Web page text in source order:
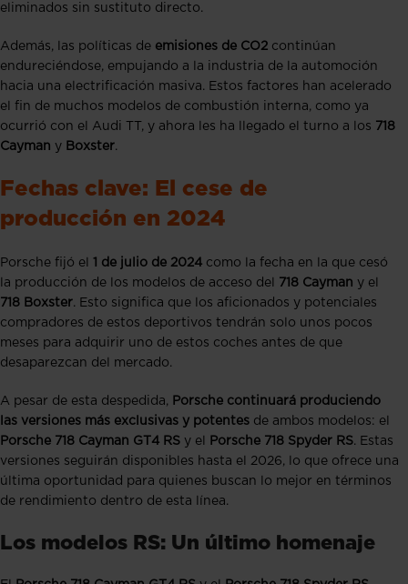
eliminados sin sustituto directo.
Además, las políticas de emisiones de CO2 continúan
endureciéndose, empujando a la industria de la automoción
hacia una electrificación masiva. Estos factores han acelerado
el fin de muchos modelos de combustión interna, como ya
ocurrió con el Audi TT, y ahora les ha llegado el turno a los 718
Cayman y Boxster.
Fechas clave: El cese de
producción en 2024
Porsche fijó el 1 de julio de 2024 como la fecha en la que cesó
la producción de los modelos de acceso del 718 Cayman y el
718 Boxster. Esto significa que los aficionados y potenciales
compradores de estos deportivos tendrán solo unos pocos
meses para adquirir uno de estos coches antes de que
desaparezcan del mercado.
A pesar de esta despedida, Porsche continuará produciendo
las versiones más exclusivas y potentes de ambos modelos: el
Porsche 718 Cayman GT4 RS y el Porsche 718 Spyder RS. Estas
versiones seguirán disponibles hasta el 2026, lo que ofrece una
última oportunidad para quienes buscan lo mejor en términos
de rendimiento dentro de esta línea.
Los modelos RS: Un último homenaje